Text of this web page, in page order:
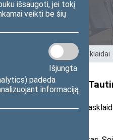
išsaugoti, jei tokį
veikti be šių
Išjungta
padeda
informaciją
nariai Pranešimai žiniasklaidai
J. Olekas:
21 d. pranešimas